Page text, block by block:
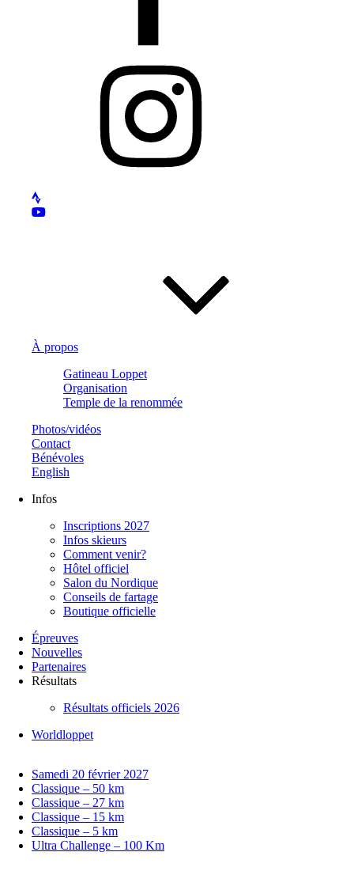
À propos
Gatineau Loppet
Organisation
Temple de la renommée
Photos/vidéos
Contact
Bénévoles
English
Infos
Inscriptions 2027
Infos skieurs
Comment venir?
Hôtel officiel
Salon du Nordique
Conseils de fartage
Boutique officielle
Épreuves
Nouvelles
Partenaires
Résultats
Résultats officiels 2026
Worldloppet
Samedi 20 février 2027
Classique – 50 km
Classique – 27 km
Classique – 15 km
Classique – 5 km
Ultra Challenge – 100 Km